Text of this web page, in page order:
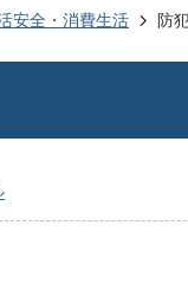
安全・消費生活 防